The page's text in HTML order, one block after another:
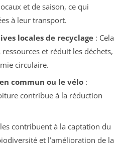
et de saison, ce qui
à leur transport.
locales de recyclage: Cela
et réduit les déchets,
circulaire.
commun ou le vélo:
contribue à la réduction
contribuent à la captation du
et l’amélioration de la